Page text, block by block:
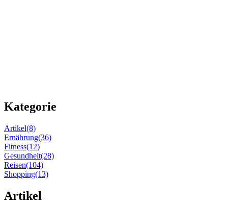
Kategorie
Artikel(8)
Ernährung(36)
Fitness(12)
Gesundheit(28)
Reisen(104)
Shopping(13)
Artikel